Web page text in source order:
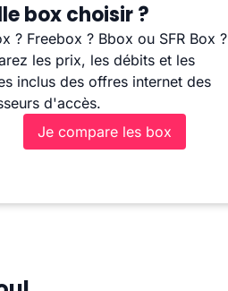
box choisir ?
? Freebox ? Bbox ou SFR Box ?
les prix, les débits et les
inclus des offres internet des
d'accès.
Je compare les box